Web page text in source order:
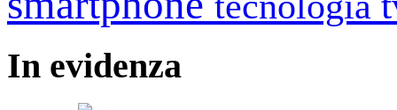
In evidenza